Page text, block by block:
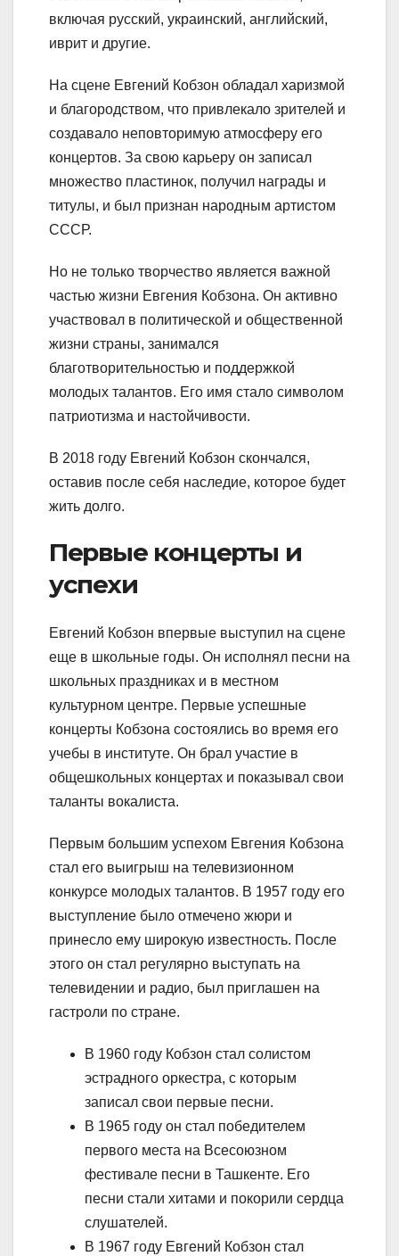
включая русский, украинский, английский,
иврит и другие.
На сцене Евгений Кобзон обладал харизмой
и благородством, что привлекало зрителей и
создавало неповторимую атмосферу его
концертов. За свою карьеру он записал
множество пластинок, получил награды и
титулы, и был признан народным артистом
СССР.
Но не только творчество является важной
частью жизни Евгения Кобзона. Он активно
участвовал в политической и общественной
жизни страны, занимался
благотворительностью и поддержкой
молодых талантов. Его имя стало символом
патриотизма и настойчивости.
В 2018 году Евгений Кобзон скончался,
оставив после себя наследие, которое будет
жить долго.
Первые концерты и
успехи
Евгений Кобзон впервые выступил на сцене
еще в школьные годы. Он исполнял песни на
школьных праздниках и в местном
культурном центре. Первые успешные
концерты Кобзона состоялись во время его
учебы в институте. Он брал участие в
общешкольных концертах и показывал свои
таланты вокалиста.
Первым большим успехом Евгения Кобзона
стал его выигрыш на телевизионном
конкурсе молодых талантов. В 1957 году его
выступление было отмечено жюри и
принесло ему широкую известность. После
этого он стал регулярно выступать на
телевидении и радио, был приглашен на
гастроли по стране.
В 1960 году Кобзон стал солистом
эстрадного оркестра, с которым
записал свои первые песни.
В 1965 году он стал победителем
первого места на Всесоюзном
фестивале песни в Ташкенте. Его
песни стали хитами и покорили сердца
слушателей.
В 1967 году Евгений Кобзон стал